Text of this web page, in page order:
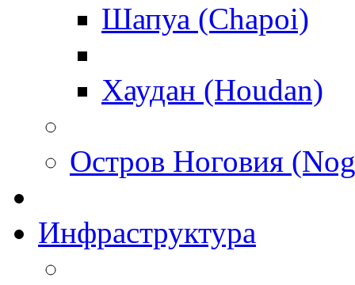
Шапуа (Chapoi)
Хаудан (Houdan)
Остров Ноговия
Инфраструктура